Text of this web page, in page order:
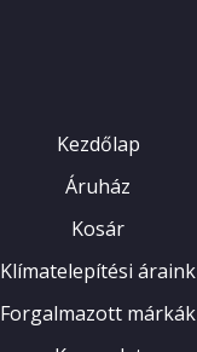
Kezdőlap
Áruház
Kosár
Klímatelepítési áraink
Forgalmazott márkák